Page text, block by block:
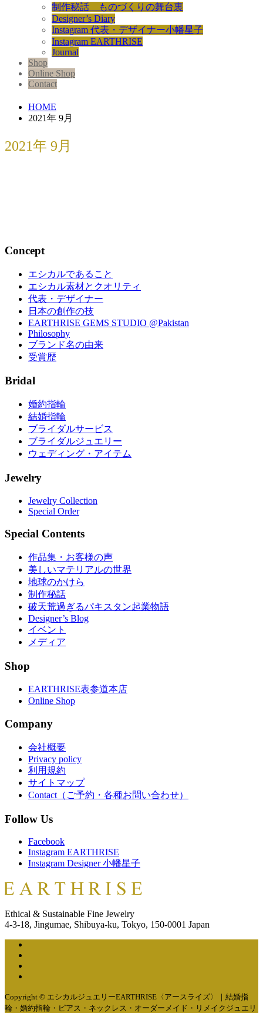
制作秘話 ものづくりの舞台裏
Designer’s Diary
Instagram 代表・デザイナー小幡星子
Instagram EARTHRISE
Journal
Shop
Online Shop
Contact
HOME
2021年 9月
2021年 9月
Concept
エシカルであること
エシカル素材とクオリティ
代表・デザイナー
日本の創作の技
EARTHRISE GEMS STUDIO @Pakistan
Philosophy
ブランド名の由来
受賞歴
Bridal
婚約指輪
結婚指輪
ブライダルサービス
ブライダルジュエリー
ウェディング・アイテム
Jewelry
Jewelry Collection
Special Order
Special Contents
作品集・お客様の声
美しいマテリアルの世界
地球のかけら
制作秘話
破天荒過ぎるパキスタン起業物語
Designer’s Blog
イベント
メディア
Shop
EARTHRISE表参道本店
Online Shop
Company
会社概要
Privacy policy
利用規約
サイトマップ
Contact（ご予約・各種お問い合わせ）
Follow Us
Facebook
Instagram EARTHRISE
Instagram Designer 小幡星子
Ethical & Sustainable Fine Jewelry
4-3-18, Jingumae, Shibuya-ku, Tokyo, 150-0001 Japan
Copyright © エシカルジュエリーEARTHRISE〈アースライズ〉｜結婚指
輪・婚約指輪・ピアス・ネックレス・オーダーメイド・リメイクジュエリ